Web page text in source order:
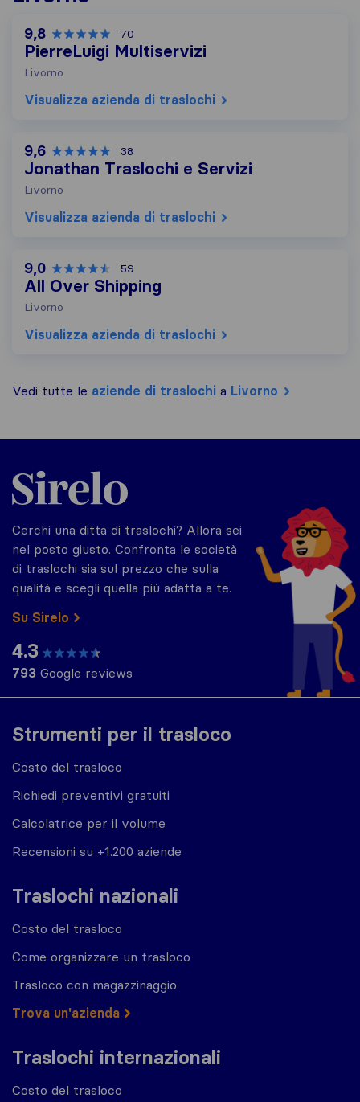
9,8 70
PierreLuigi Multiservizi
Livorno
Visualizza azienda di traslochi
9,6 38
Jonathan Traslochi e Servizi
Livorno
Visualizza azienda di traslochi
9,0 59
All Over Shipping
Livorno
Visualizza azienda di traslochi
Vedi tutte le aziende di traslochi a Livorno
Strumenti per il trasloco
Costo del trasloco
Richiedi preventivi gratuiti
Calcolatrice per il volume
Recensioni su +1.200 aziende
Traslochi nazionali
Costo del trasloco
Come organizzare un trasloco
Trasloco con magazzinaggio
Trova un'azienda
Traslochi internazionali
Costo del trasloco
Sirelo.it
Cerchi una ditta di traslochi? Allora sei
nel posto giusto. Confronta le società
di traslochi sia sul prezzo che sulla
qualità e scegli quella più adatta a te.
Su Sirelo
4.3
793 Google reviews